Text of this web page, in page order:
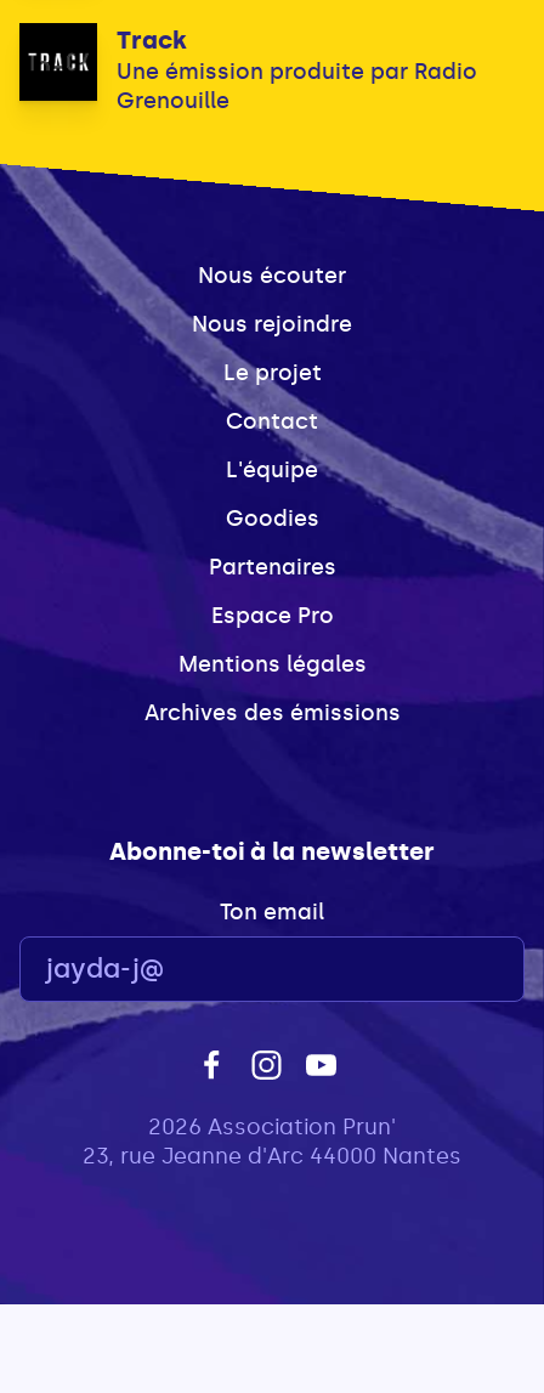
Track
Une émission produite par Radio
Grenouille
Nous écouter
Nous rejoindre
Le projet
Contact
L'équipe
Goodies
Partenaires
Espace Pro
Mentions légales
Archives des émissions
Abonne-toi à la newsletter
Ton email
2026 Association Prun'
23, rue Jeanne d'Arc 44000 Nantes